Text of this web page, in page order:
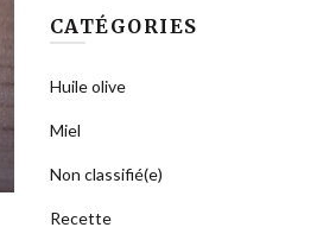
CATÉGORIES
Huile olive
Miel
Non classifié(e)
Recette